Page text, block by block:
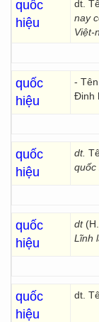
quốc
hiệu
dt.
nay
Việt-
quốc
hiệu
-
Đinh
quốc
hiệu
dt.
quốc
quốc
hiệu
dt
Lĩnh
quốc
hiệu
dt.